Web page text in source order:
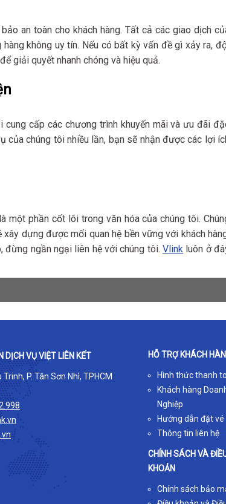
an toàn cho khách hàng. Tất cả các giao dịch
không uy tín. Nếu có bất kỳ vấn đề gì xảy ra,
giải quyết nhanh chóng và hiệu quả.
cung cấp các chương trình khuyến mãi và ưu đãi
của chúng tôi nhiều lần, bạn sẽ nhận được các lợi
một phần cốt lõi trong văn hóa của chúng tôi.
dựng được mối quan hệ bền vững với khách
đừng ngần ngại liên hệ với chúng tôi. Vlink luôn ở
DỊCH VỤ VIỆT LIÊN KẾT
P. Tân Sơn Nhì, TPHCM
HỖ TRỢ KHÁCH
Hình thức thanh
Khách hàng
Nghiệp
Hướng dẫn đặt vé
Thông tin liên hệ
CHÍNH SÁCH VÀ
KHOẢN
Chính sách bảo